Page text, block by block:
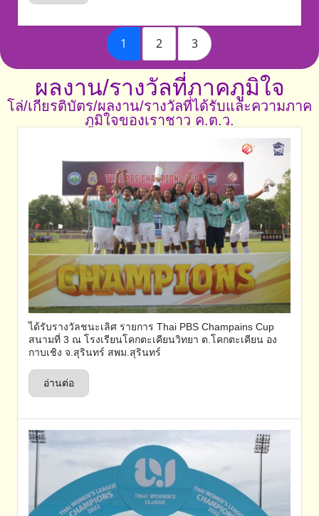
1 2 3
ผลงาน/รางวัลที่ภาคภูมิใจ
โล่/เกียรติบัตร/ผลงาน/รางวัลที่ได้รับและความภาค
ภูมิใจของเราชาว ค.ต.ว.
ได้รับรางวัลชนะเลิศ รายการ Thai PBS Champains Cup
สนามที่ 3 ณ โรงเรียนโคกตะเคียนวิทยา ต.โคกตะเคียน อง
กาบเชิง จ.สุรินทร์ สพม.สุรินทร์
อ่านต่อ